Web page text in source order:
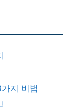
지 비법